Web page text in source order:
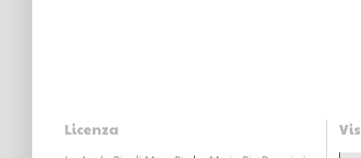
Licenza